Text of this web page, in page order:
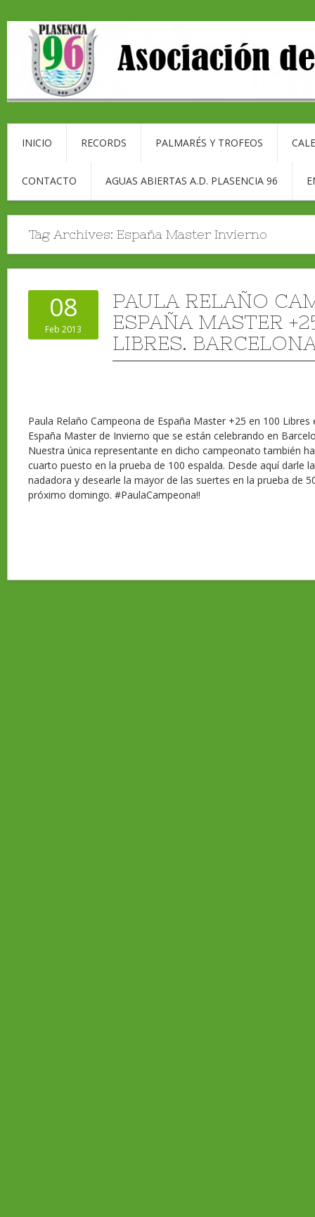
INICIO RECORDS PALMARÉS Y TROFEOS
CONTACTO AGUAS ABIERTAS A.D. PLASENCIA 96
Tag Archives: España Master Invierno
08
Feb 2013
PAULA RELAÑO
ESPAÑA MASTER
LIBRES.
Paula Relaño Campeona de España Master +25 en 100
España Master de Invierno que se están celebrando en
Nuestra única representante en dicho campeonato también
cuarto puesto en la prueba de 100 espalda. Desde aquí darle
nadadora y desearle la mayor de las suertes en la prueba de
próximo domingo. #PaulaCampeona!!